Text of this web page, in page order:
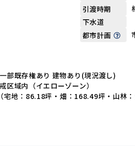
引渡時期
下水道
都市計画
部既存権あり 建物あり(現況渡し)
区域内（イエローゾーン）
地：86.18坪・畑：168.49坪・山林：